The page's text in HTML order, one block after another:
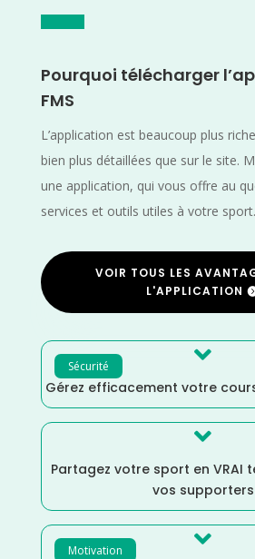
Pourquoi télécharger
FMS
L’application est beaucoup plus
bien plus détaillées que sur le site.
une application, qui vous offre au
services et outils utiles à votre sport.
VOIR TOUS LES
L'APPLICATION
Sécurité 
Gérez efficacement votre

Partagez votre sport en VRAI
vos supporters
Motivation 